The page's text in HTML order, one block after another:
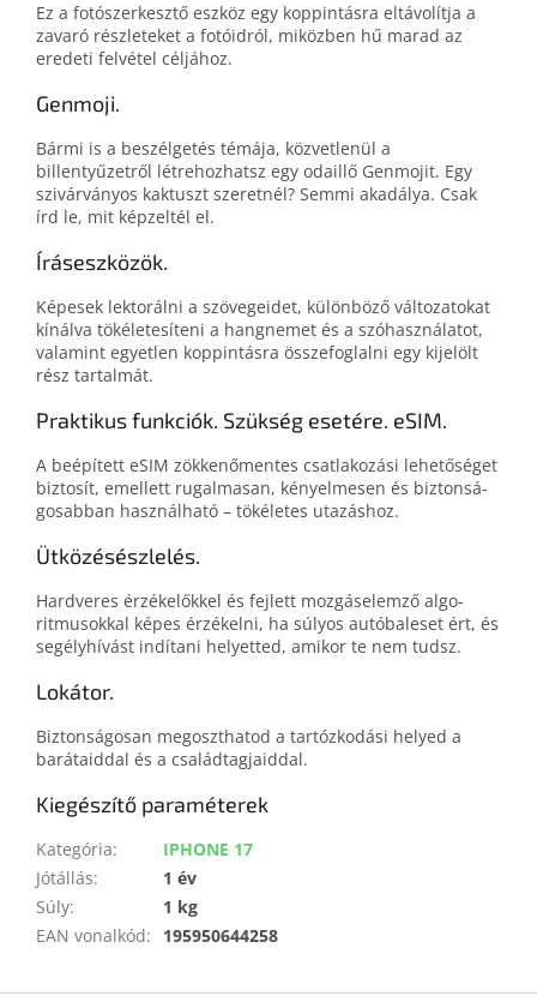
Ez a fotószerkesztő eszköz egy koppintásra eltávolítja a
zavaró részleteket a fotóidról, miközben hű marad az
eredeti felvétel céljához.
Genmoji.
Bármi is a beszélgetés témája, közvetlenül a
billentyűzetről létrehozhatsz egy odaillő Genmojit. Egy
szivárványos kaktuszt szeretnél? Semmi akadálya. Csak
írd le, mit képzeltél el.
Íráseszközök.
Képesek lektorálni a szövegeidet, különböző változatokat
kínálva tökéletesíteni a hangnemet és a szóhasználatot,
valamint egyetlen koppintásra összefoglalni egy kijelölt
rész tartalmát.
Praktikus funkciók. Szükség esetére. eSIM.
A beépített eSIM zökkenő­mentes csatlakozási lehetőséget
biztosít, emellett rugalmasan, kényelmesen és biztonsá­
go­sabban használható – tökéletes utazáshoz.
Ütközésészlelés.
Hardveres érzékelőkkel és fejlett mozgás­elemző algo­
ritmusok­kal képes érzékelni, ha súlyos autóbaleset ért, és
segélyhívást indítani helyetted, amikor te nem tudsz.
Lokátor.
Biztonságosan megoszthatod a tartózkodási helyed a
barátaiddal és a családtagjaiddal.
Kiegészítő paraméterek
Kategória:
IPHONE 17
Jótállás:
1 év
Súly:
1 kg
EAN vonalkód: 195950644258